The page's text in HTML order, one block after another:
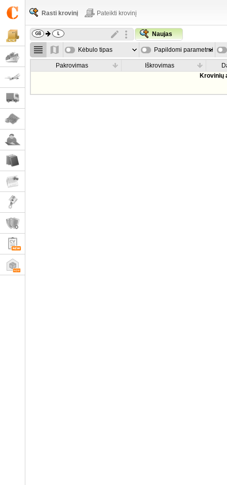
Rasti krovinį Pateikti krovinį
Naujas
Kėbulo tipas Papildomi parametrai
Pakrovimas Iškrovimas
Krovinių